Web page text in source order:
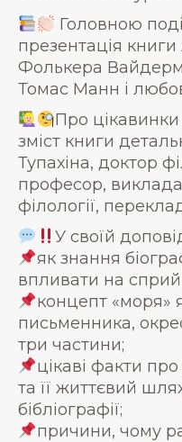
Головною
презентація книги
Фолькера
Томас Манн і
Про цікавинки
зміст книги
Тупахіна, доктор
професор,
філології,
У своїй
як знання
впливати на
концепт «моря»
письменника,
три частини;
цікаві факти
та її життєвий
бібліографії;
причини, чому